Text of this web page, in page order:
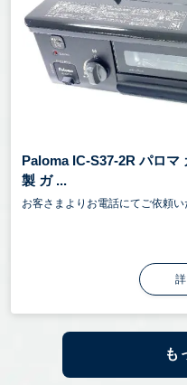
Paloma IC-S37-2R パロマ
製 ガ ...
お客さまよりお電話にてご依頼
も